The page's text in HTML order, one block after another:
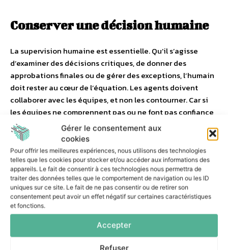
Gérer le consentement aux
cookies
Pour offrir les meilleures expériences, nous utilisons des technologies
telles que les cookies pour stocker et/ou accéder aux informations des
appareils. Le fait de consentir à ces technologies nous permettra de
traiter des données telles que le comportement de navigation ou les ID
uniques sur ce site. Le fait de ne pas consentir ou de retirer son
consentement peut avoir un effet négatif sur certaines caractéristiques
et fonctions.
Accepter
Refuser
Conserver une décision humaine
La supervision humaine est essentielle. Qu’il s’agisse
d’examiner des décisions critiques, de donner des
approbations finales ou de gérer des exceptions, l’humain
doit rester au cœur de l’équation. Les agents doivent
collaborer avec les équipes, et non les contourner. Car si
les équipes ne comprennent pas ou ne font pas confiance
au système, elles ne l’utiliseront pas. De manière générale,
plus on intègre d’intelligence dans ses processus, plus il
devient important d’y intégrer également la
responsabilité.
Les copilotes ont permis aux individus de travailler plus
rapidement. L’IA agentique va transformer le
fonctionnement des organisations. Ce mouvement d’IA
agentique orientée processus, en complément du copilote
de productivité individuelle, est déjà en marche.